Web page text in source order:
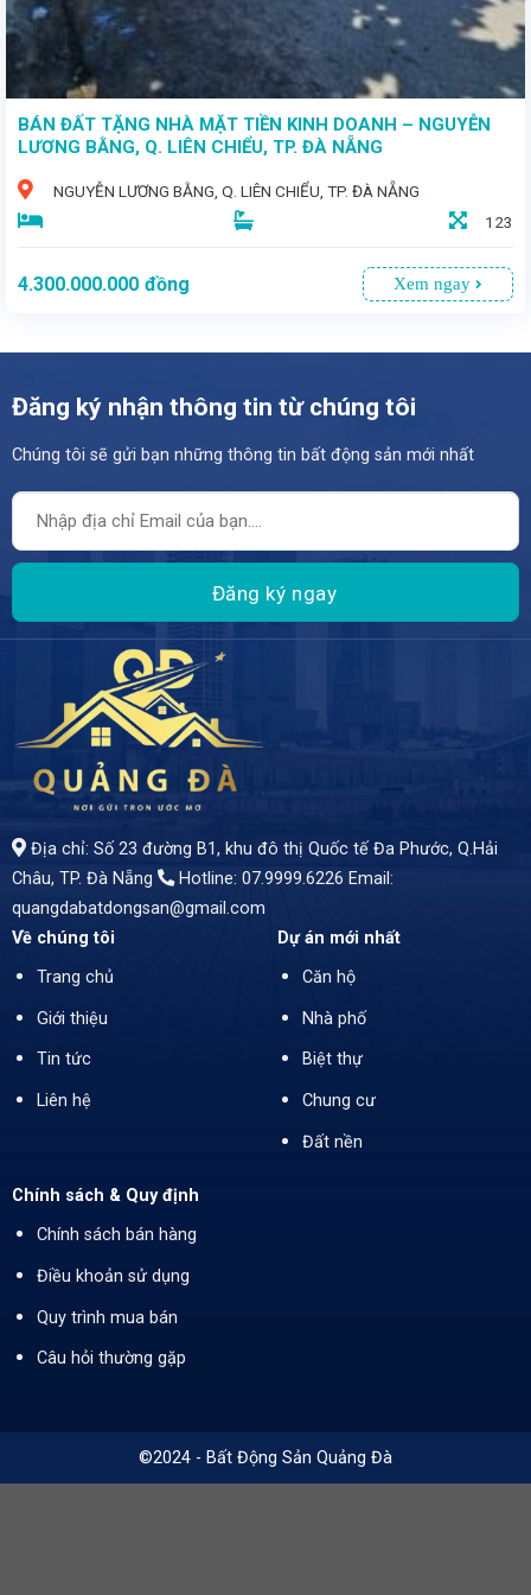
BÁN ĐẤT TẶNG NHÀ MẶT TIỀN KINH DOANH – NGUYỄN
LƯƠNG BẰNG, Q. LIÊN CHIỂU, TP. ĐÀ NẴNG
NGUYỄN LƯƠNG BẰNG, Q. LIÊN CHIỂU, TP. ĐÀ NẴNG
123
4.300.000.000 đồng Xem ngay
Đăng ký nhận thông tin từ chúng tôi
Chúng tôi sẽ gửi bạn những thông tin bất động sản mới nhất
Địa chỉ: Số 23 đường B1, khu đô thị Quốc tế Đa Phước, Q.Hải
Châu, TP. Đà Nẵng
Hotline: 07.9999.6226 Email:
quangdabatdongsan@gmail.com
Về chúng tôi
Trang chủ
Giới thiệu
Tin tức
Liên hệ
Dự án mới nhất
Căn hộ
Nhà phố
Biệt thự
Chung cư
Đất nền
Chính sách & Quy định
Chính sách bán hàng
Điều khoản sử dụng
Quy trình mua bán
Câu hỏi thường gặp
©2024 - Bất Động Sản Quảng Đà